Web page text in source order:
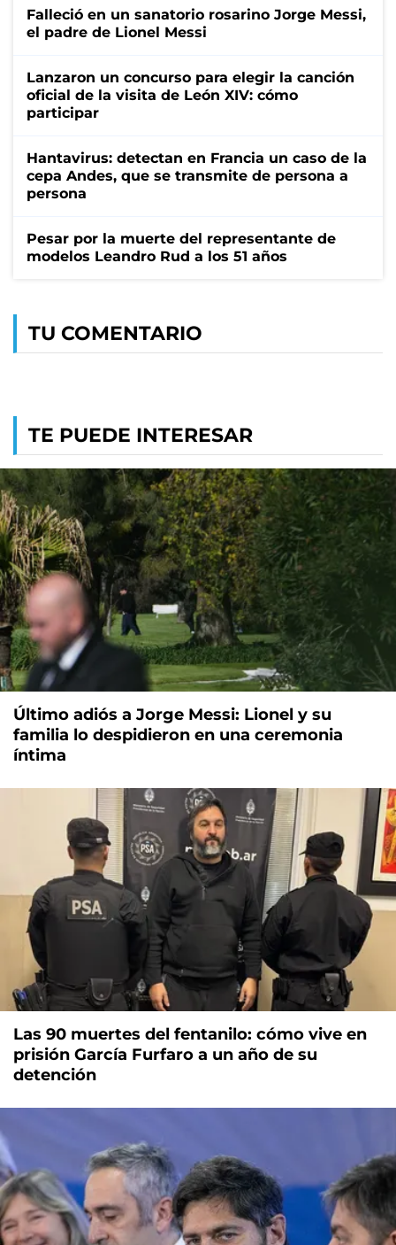
Falleció en un sanatorio rosarino Jorge Messi,
el padre de Lionel Messi
Lanzaron un concurso para elegir la canción
oficial de la visita de León XIV: cómo
participar
Hantavirus: detectan en Francia un caso de la
cepa Andes, que se transmite de persona a
persona
Pesar por la muerte del representante de
modelos Leandro Rud a los 51 años
TU COMENTARIO
TE PUEDE INTERESAR
Último adiós a Jorge Messi: Lionel y su
familia lo despidieron en una ceremonia
íntima
Las 90 muertes del fentanilo: cómo vive en
prisión García Furfaro a un año de su
detención